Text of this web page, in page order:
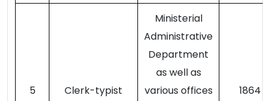
5 Clerk-typist
Ministerial
Administrative
Department
as well as
various offices
1864